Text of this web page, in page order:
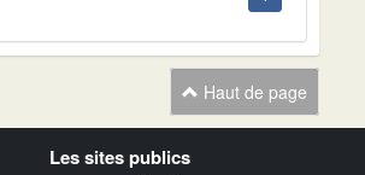
Haut de page
Les sites publics